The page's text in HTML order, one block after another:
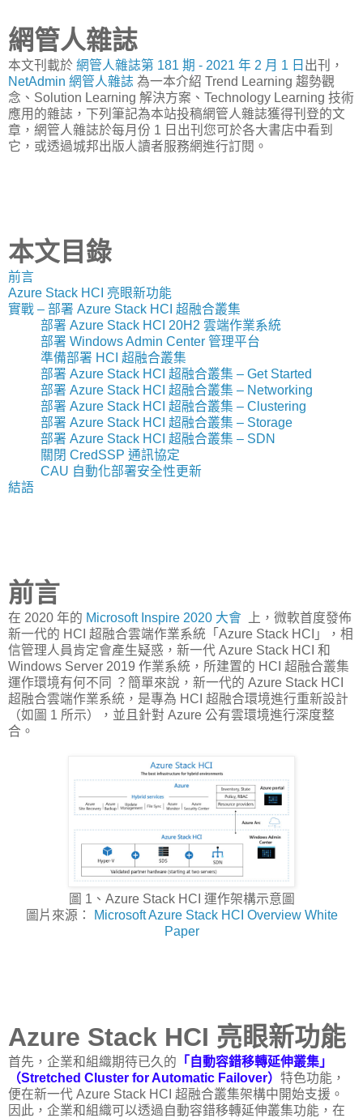
網管人雜誌
本文刊載於 網管人雜誌第 181 期 - 2021 年 2 月 1 日 出刊，
NetAdmin 網管人雜誌 為一本介紹 Trend Learning 趨勢觀
念、Solution Learning 解決方案、Technology Learning 技術
應用的雜誌，下列筆記為本站投稿網管人雜誌獲得刊登的文
章，網管人雜誌於每月份 1 日出刊您可於各大書店中看到
它，或透過城邦出版人讀者服務網進行訂閱。
本文目錄
前言
Azure Stack HCI 亮眼新功能
實戰 – 部署 Azure Stack HCI 超融合叢集
部署 Azure Stack HCI 20H2 雲端作業系統
部署 Windows Admin Center 管理平台
準備部署 HCI 超融合叢集
部署 Azure Stack HCI 超融合叢集 – Get Started
部署 Azure Stack HCI 超融合叢集 – Networking
部署 Azure Stack HCI 超融合叢集 – Clustering
部署 Azure Stack HCI 超融合叢集 – Storage
部署 Azure Stack HCI 超融合叢集 – SDN
關閉 CredSSP 通訊協定
CAU 自動化部署安全性更新
結語
前言
在 2020 年的 Microsoft Inspire 2020 大會 上，微軟首度發佈
新一代的 HCI 超融合雲端作業系統「Azure Stack HCI」，相
信管理人員肯定會產生疑惑，新一代 Azure Stack HCI 和
Windows Server 2019 作業系統，所建置的 HCI 超融合叢集
運作環境有何不同 ？簡單來說，新一代的 Azure Stack HCI
超融合雲端作業系統，是專為 HCI 超融合環境進行重新設計
（如圖 1 所示），並且針對 Azure 公有雲環境進行深度整
合。
圖 1、Azure Stack HCI 運作架構示意圖
圖片來源：
Microsoft Azure Stack HCI Overview White
Paper
Azure Stack HCI 亮眼新功能
首先，企業和組織期待已久的 「自動容錯移轉延伸叢集」
（Stretched Cluster for Automatic Failover） 特色功能，
便在新一代 Azure Stack HCI 超融合叢集架構中開始支援。
因此，企業和組織可以透過自動容錯移轉延伸叢集功能，在